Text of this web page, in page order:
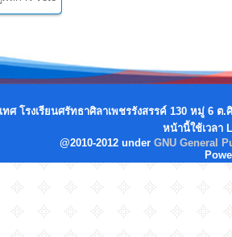
ทศ โรงเรียนศรัทธาศิลาเพชรรังสรรค์ 130 หมู่ 6
หน้านี้ใช้เวลา
@2010-2012 under GNU General